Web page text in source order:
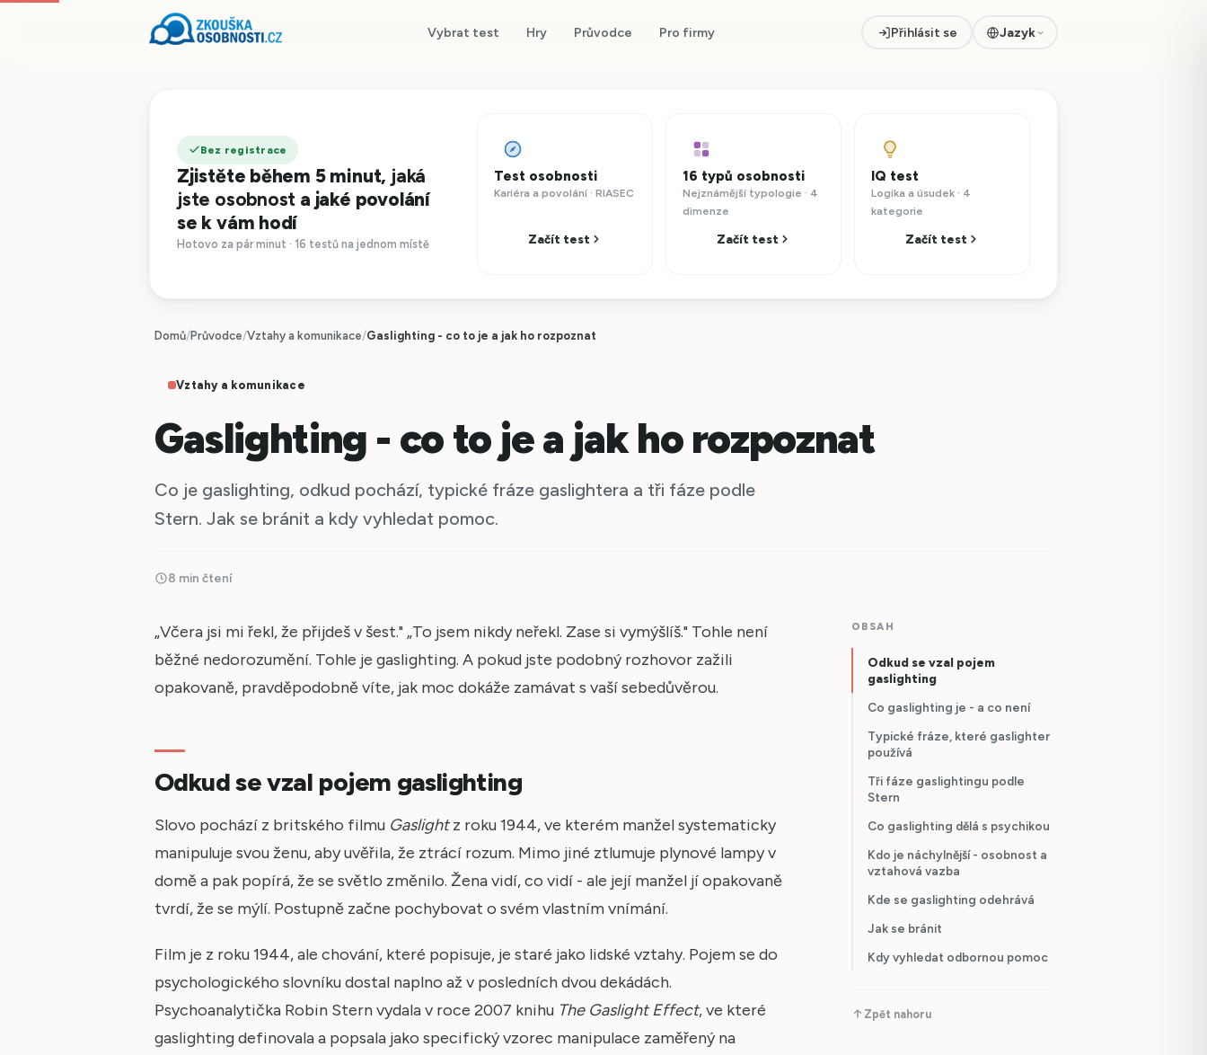
Vybrat test Hry Průvodce Pro firmy Přihlásit se Jazyk
Bez registrace
Zjistěte během 5 minut, jaká
jste osobnost a jaké povolání
se k vám hodí
Hotovo za pár minut · 16 testů na jednom místě
Test osobnosti
Kariéra a povolání · RIASEC
Začít test
16 typů osobnosti
Nejznámější typologie · 4
dimenze
Začít test
IQ test
Logika a úsudek · 4
kategorie
Začít test
Domů/Průvodce/Vztahy a komunikace/Gaslighting - co to je a jak ho rozpoznat
Vztahy a komunikace
Gaslighting - co to je a jak ho rozpoznat
Co je gaslighting, odkud pochází, typické fráze gaslightera a tři fáze podle
Stern. Jak se bránit a kdy vyhledat pomoc.
8 min čtení
„Včera jsi mi řekl, že přijdeš v šest." „To jsem nikdy neřekl. Zase si vymýšlíš." Tohle není
běžné nedorozumění. Tohle je gaslighting. A pokud jste podobný rozhovor zažili
opakovaně, pravděpodobně víte, jak moc dokáže zamávat s vaší sebedůvěrou.
Odkud se vzal pojem gaslighting
Slovo pochází z britského filmu Gaslightz roku 1944, ve kterém manžel systematicky
manipuluje svou ženu, aby uvěřila, že ztrácí rozum. Mimo jiné ztlumuje plynové lampy v
domě a pak popírá, že se světlo změnilo. Žena vidí, co vidí - ale její manžel jí opakovaně
tvrdí, že se mýlí. Postupně začne pochybovat o svém vlastním vnímání.
Film je z roku 1944, ale chování, které popisuje, je staré jako lidské vztahy. Pojem se do
psychologického slovníku dostal naplno až v posledních dvou dekádách.
Psychoanalytička Robin Stern vydala v roce 2007 knihu The Gaslight Effect, ve které
gaslighting definovala a popsala jako specifický vzorec manipulace zaměřený na
OBSAH
Odkud se vzal pojem
gaslighting
Co gaslighting je - a co není
Typické fráze, které gaslighter
používá
Tři fáze gaslightingu podle
Stern
Co gaslighting dělá s psychikou
Kdo je náchylnější - osobnost a
vztahová vazba
Kde se gaslighting odehrává
Jak se bránit
Kdy vyhledat odbornou pomoc
Zpět nahoru